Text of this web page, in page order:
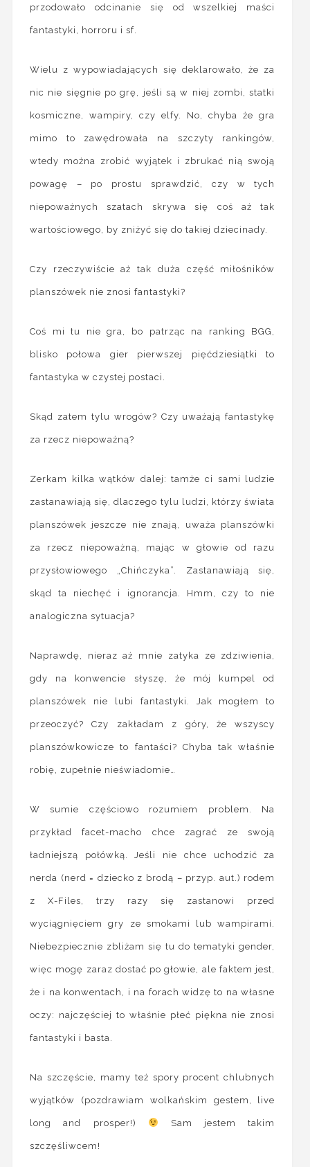
przodowało odcinanie się od wszelkiej maści
fantastyki, horroru i sf.
Wielu z wypowiadających się deklarowało, że za
nic nie sięgnie po grę, jeśli są w niej zombi, statki
kosmiczne, wampiry, czy elfy. No, chyba że gra
mimo to zawędrowała na szczyty rankingów,
wtedy można zrobić wyjątek i zbrukać nią swoją
powagę – po prostu sprawdzić, czy w tych
niepoważnych szatach skrywa się coś aż tak
wartościowego, by zniżyć się do takiej dziecinady.
Czy rzeczywiście aż tak duża część miłośników
planszówek nie znosi fantastyki?
Coś mi tu nie gra, bo patrząc na ranking BGG,
blisko połowa gier pierwszej pięćdziesiątki to
fantastyka w czystej postaci.
Skąd zatem tylu wrogów? Czy uważają fantastykę
za rzecz niepoważną?
Zerkam kilka wątków dalej: tamże ci sami ludzie
zastanawiają się, dlaczego tylu ludzi, którzy świata
planszówek jeszcze nie znają, uważa planszówki
za rzecz niepoważną, mając w głowie od razu
przysłowiowego „Chińczyka”. Zastanawiają się,
skąd ta niechęć i ignorancja. Hmm, czy to nie
analogiczna sytuacja?
Naprawdę, nieraz aż mnie zatyka ze zdziwienia,
gdy na konwencie słyszę, że mój kumpel od
planszówek nie lubi fantastyki. Jak mogłem to
przeoczyć? Czy zakładam z góry, że wszyscy
planszówkowicze to fantaści? Chyba tak właśnie
robię, zupełnie nieświadomie…
W sumie częściowo rozumiem problem. Na
przykład facet-macho chce zagrać ze swoją
ładniejszą połówką. Jeśli nie chce uchodzić za
nerda (nerd = dziecko z brodą – przyp. aut.) rodem
z X-Files, trzy razy się zastanowi przed
wyciągnięciem gry ze smokami lub wampirami.
Niebezpiecznie zbliżam się tu do tematyki gender,
więc mogę zaraz dostać po głowie, ale faktem jest,
że i na konwentach, i na forach widzę to na własne
oczy: najczęściej to właśnie płeć piękna nie znosi
fantastyki i basta.
Na szczęście, mamy też spory procent chlubnych
wyjątków (pozdrawiam wolkańskim gestem, live
long and prosper!) Sam jestem takim
szczęśliwcem!